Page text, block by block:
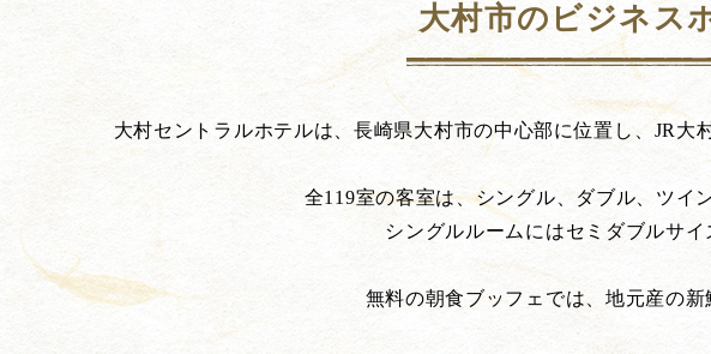
大村市のビジネス
大村セントラルホテルは、長崎県大村市の中心部に位置し、JR大
全119室の客室は、シングル、ダブル、ツイ
シングルルームにはセミダブルサ
無料の朝食ブッフェでは、地元産の